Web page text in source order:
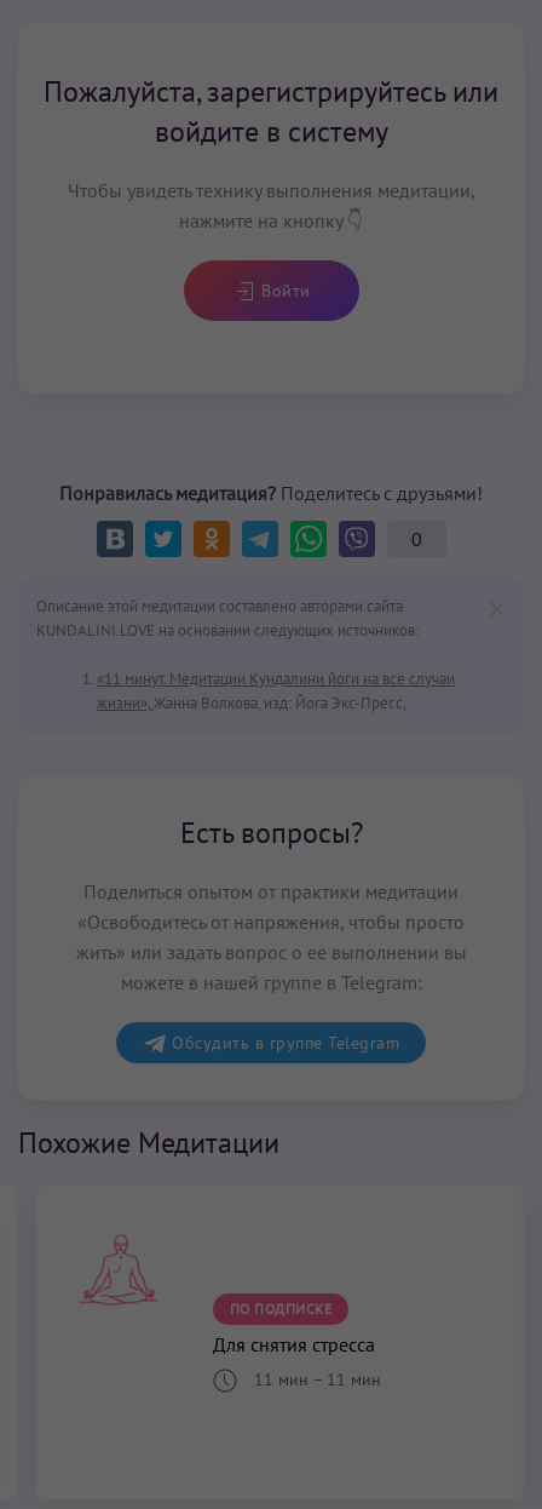
Пожалуйста, зарегистрируйтесь или
войдите в систему
Чтобы увидеть технику выполнения медитации,
нажмите на кнопку 👇
Войти
Понравилась медитация? Поделитесь с друзьями!
0
Описание этой медитации составлено авторами сайта
KUNDALINI.LOVE на основании следующих источников:
«11 минут. Медитации Кундалини йоги на все случаи
жизни»,Жанна Волкова, изд: Йога Экс-Пресс,
Есть вопросы?
Поделиться опытом от практики медитации
«Освободитесь от напряжения, чтобы просто
жить» или задать вопрос о ее выполнении вы
можете в нашей группе в Telegram:
Обсудить в группе Telegram
Похожие Медитации
ПО ПОДПИСКЕ
Для снятия стресса
11 мин – 11 мин